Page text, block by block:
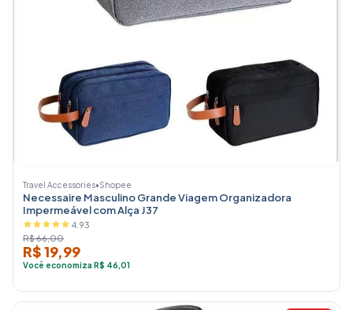
Travel Accessories•Shopee
Necessaire Masculino Grande Viagem Organizadora
Impermeável com Alça J37
4.93
R$ 66,00
R$ 19,99
Você economiza R$ 46,01